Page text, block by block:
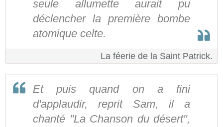
seule allumette aurait pu
déclencher la première bombe
atomique celte.
La féerie de la Saint Patrick.
Et puis quand on a fini
d'applaudir, reprit Sam, il a
chanté "La Chanson du désert",